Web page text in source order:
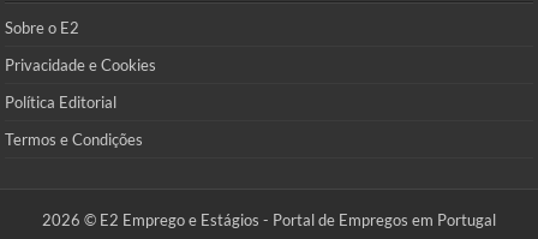
Sobre o E2
Privacidade e Cookies
Política Editorial
Termos e Condições
2026 © E2 Emprego e Estágios - Portal de Empregos em Portugal